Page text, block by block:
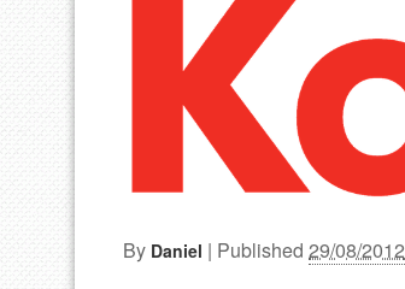
By Daniel | Published 29/08/2012